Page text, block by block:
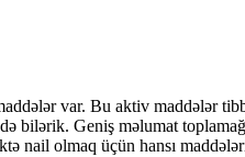
var. Bu aktiv maddələr
Geniş məlumat
olmaq üçün hansı